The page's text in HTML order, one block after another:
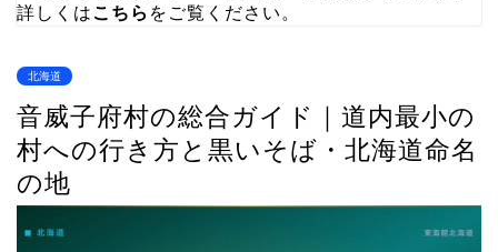
詳しくはこちら をご覧ください。
北海道
音威子府村の総合ガイド｜道内最小の
村への行き方と黒いそば・北海道命名
の地